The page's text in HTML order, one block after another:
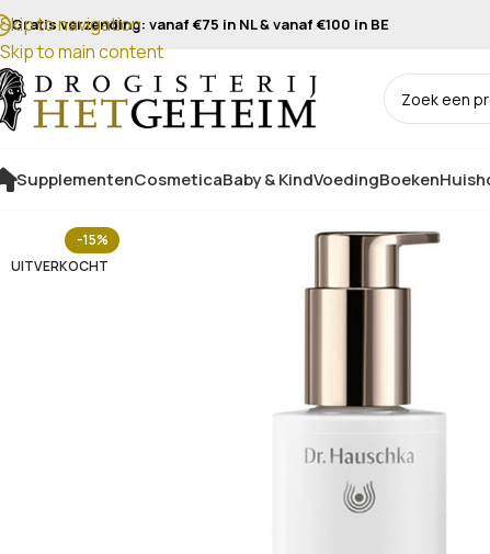
Skip to navigation
Skip to main content
Gratis verzending: vanaf €75 in NL & vanaf €100 in BE
SupplementenCosmeticaBaby & KindVoedingBoeken
-15%
UITVERKOCHT